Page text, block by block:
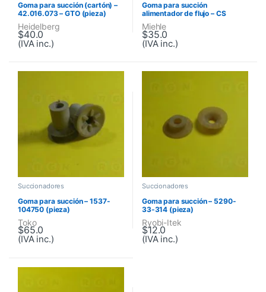
Goma para succión (cartón) –
42.016.073 – GTO (pieza)
Heidelberg
$40.0
(IVA inc.)
Goma para succión
alimentador de flujo – CS
11398 (pieza)
Miehle
$35.0
(IVA inc.)
Succionadores
Goma para succión – 1537-
104750 (pieza)
Toko
$65.0
(IVA inc.)
Succionadores
Goma para succión – 5290-
33-314 (pieza)
Ryobi-Itek
$12.0
(IVA inc.)